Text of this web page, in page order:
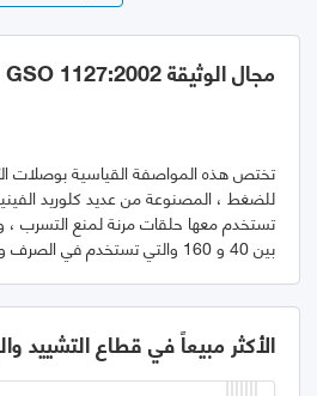
مجال الوثيقة GSO 1127:2002
تختص هذه المواصفة القياسية بوصلات
للضغط ، المصنوعة من عديد كلوريد
تستخدم معها حلقات مرنة لمنع التسرب ،
بين 40 و 160 والتي تستخدم في الصرف والتهوية داخل المباني .
الأكثر مبيعاً في قطاع التشييد